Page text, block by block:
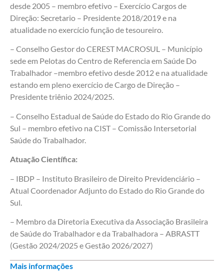
desde 2005 – membro efetivo – Exercício Cargos de
Direção: Secretario – Presidente 2018/2019 e na
atualidade no exercício função de tesoureiro.
– Conselho Gestor do CEREST MACROSUL – Município
sede em Pelotas do Centro de Referencia em Saúde Do
Trabalhador –membro efetivo desde 2012 e na atualidade
estando em pleno exercício de Cargo de Direção –
Presidente triênio 2024/2025.
– Conselho Estadual de Saúde do Estado do Rio Grande do
Sul – membro efetivo na CIST – Comissão Intersetorial
Saúde do Trabalhador.
Atuação Científica:
– IBDP – Instituto Brasileiro de Direito Previdenciário –
Atual Coordenador Adjunto do Estado do Rio Grande do
Sul.
– Membro da Diretoria Executiva da Associação Brasileira
de Saúde do Trabalhador e da Trabalhadora – ABRASTT
(Gestão 2024/2025 e Gestão 2026/2027)
Mais informações